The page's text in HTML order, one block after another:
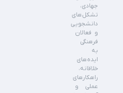
جهادی،
تشکل‌های
دانشجویی
و فعالان
فرهنگی
به
ایده‌های
خلاقانه،
راهکارهای
عملی و